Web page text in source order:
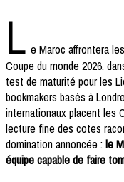
L e Maroc affrontera
Coupe du monde 2026,
test de maturité pour les
bookmakers basés à
internationaux placent les
lecture fine des cotes
domination annoncée :le
équipe capable de faire